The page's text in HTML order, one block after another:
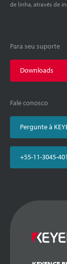
de linha, através de
Para seu suporte
Downloads
Fale conosco
Pergunte à
+55-11-3045-